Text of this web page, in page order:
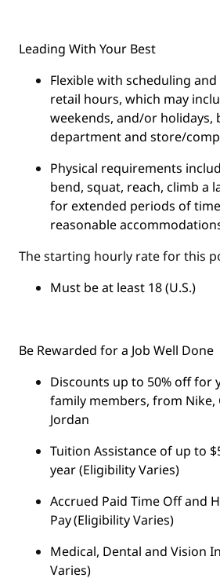
Leading With Your Best
Flexible with scheduling
retail hours, which may
weekends, and/or holidays,
department and store/
Physical requirements
bend, squat, reach, climb a
for extended periods of
reasonable
The starting hourly rate for this
Must be at least 18 (U.S.)
Be Rewarded for a Job Well Done
Discounts up to 50% off for
family members, from Nike,
Jordan
Tuition Assistance of up to
year (Eligibility Varies)
Accrued Paid Time Off and
Pay (Eligibility Varies)
Medical, Dental and Vision
Varies)